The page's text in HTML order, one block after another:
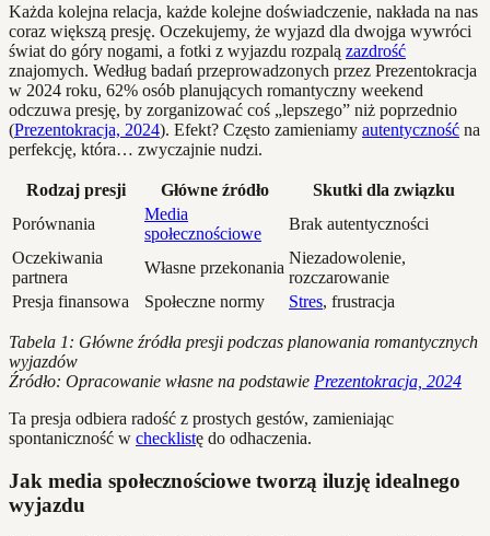
Każda kolejna relacja, każde kolejne doświadczenie, nakłada na nas
coraz większą presję. Oczekujemy, że wyjazd dla dwojga wywróci
świat do góry nogami, a fotki z wyjazdu rozpalą zazdrość
znajomych. Według badań przeprowadzonych przez Prezentokracja
w 2024 roku, 62% osób planujących romantyczny weekend
odczuwa presję, by zorganizować coś „lepszego” niż poprzednio
(Prezentokracja, 2024). Efekt? Często zamieniamy autentyczność na
perfekcję, która… zwyczajnie nudzi.
Rodzaj presji Główne źródło
Skutki dla związku
Porównania
Media
społecznościowe
Brak autentyczności
Oczekiwania
partnera
Własne przekonania
Niezadowolenie,
rozczarowanie
Presja finansowa
Społeczne normy Stres, frustracja
Tabela 1: Główne źródła presji podczas planowania romantycznych
wyjazdów
Źródło: Opracowanie własne na podstawie Prezentokracja, 2024
Ta presja odbiera radość z prostych gestów, zamieniając
spontaniczność w checklistę do odhaczenia.
Jak media społecznościowe tworzą iluzję idealnego
wyjazdu